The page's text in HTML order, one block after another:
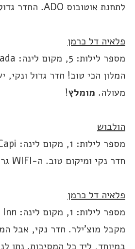
לתחנת אוטובוס ADO. החדר גדול ונקי.
פלאיה דל כרמן
מספר לילות: 5, מקום לינה: Playa Encantada
מעולה. מומלץ!
הולבוש
מספר לילות: 1, מקום לינה: Casa del Capi
חדר נקי ומיקום טוב. ה-WIFI גרוע.
פלאיה דל כרמן
מספר לילות: 1, מקום לינה: Noraa Inn
מקבל מוצ’ילר. חדר נקי, אבל
במיוחד, ליד כל המסיבות. נתן